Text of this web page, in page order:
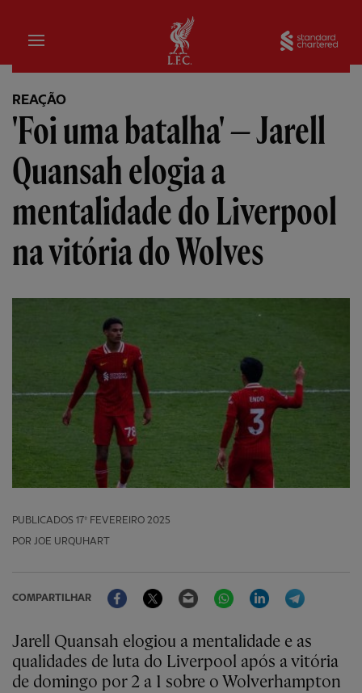
Inicial
REAÇÃO
'Foi uma batalha' — Jarell
Quansah elogia a
mentalidade do Liverpool
na vitória do Wolves
PUBLICADOS 17º FEVEREIRO 2025
POR JOE URQUHART
COMPARTILHAR
FacebookTwitter Email WhatsAppLinkedIn
Jarell Quansah elogiou a mentalidade e as
qualidades de luta do Liverpool após a vitória
de domingo por 2 a 1 sobre o Wolverhampton